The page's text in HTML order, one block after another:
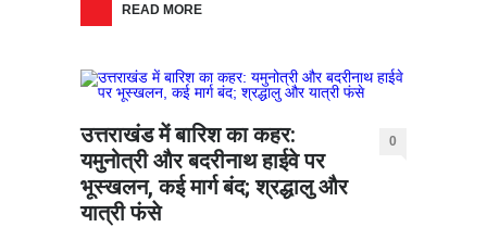
READ MORE
उत्तराखंड में बारिश का कहर:
यमुनोत्री और बदरीनाथ हाईवे पर
भूस्खलन, कई मार्ग बंद; श्रद्धालु और
यात्री फंसे
0